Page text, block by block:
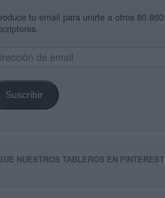
tu email para unirte a otros 80.860
Suscribir
NUESTROS TABLEROS EN PINTEREST